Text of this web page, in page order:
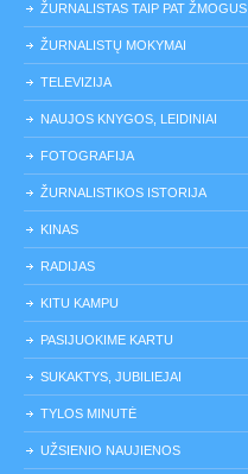
ŽURNALISTAS TAIP PAT ŽMOGUS
ŽURNALISTŲ MOKYMAI
TELEVIZIJA
NAUJOS KNYGOS, LEIDINIAI
FOTOGRAFIJA
ŽURNALISTIKOS ISTORIJA
KINAS
RADIJAS
KITU KAMPU
PASIJUOKIME KARTU
SUKAKTYS, JUBILIEJAI
TYLOS MINUTĖ
UŽSIENIO NAUJIENOS